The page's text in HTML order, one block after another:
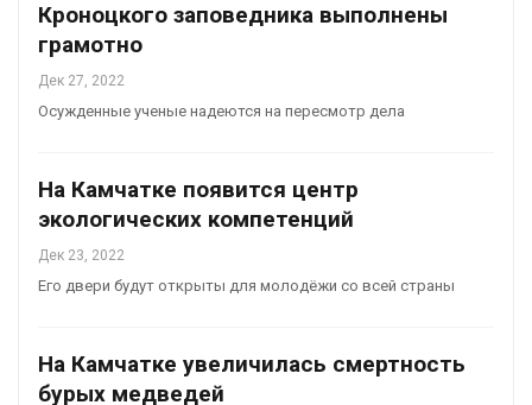
Кроноцкого заповедника выполнены
грамотно
Дек 27, 2022
Осужденные ученые надеются на пересмотр дела
На Камчатке появится центр
экологических компетенций
Дек 23, 2022
Его двери будут открыты для молодёжи со всей страны
На Камчатке увеличилась смертность
бурых медведей